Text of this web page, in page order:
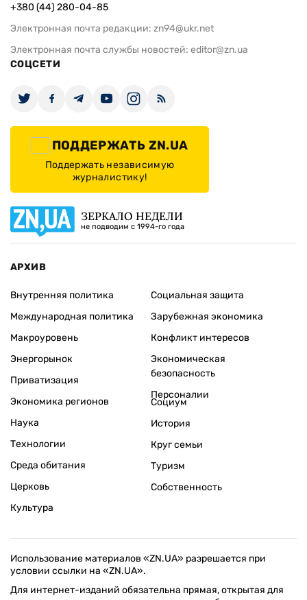
+380 (44) 280-04-85
Электронная почта редакции: zn94@ukr.net
Электронная почта службы новостей: editor@zn.ua
СОЦСЕТИ
ПОДДЕРЖАТЬ ZN.UA
Поддержать независимую
журналистику!
ЗЕРКАЛО НЕДЕЛИ
не подводим с 1994-го года
АРХИВ
Внутренняя политика
Международная политика
Макроуровень
Энергорынок
Приватизация
Экономика регионов
Социальная защита
Зарубежная экономика
Конфликт интересов
Экономическая
безопасность
Персоналии
Наука
Технологии
Среда обитания
Церковь
Культура
Социум
История
Круг семьи
Туризм
Собственность
Использование материалов «ZN.UA» разрешается при
условии ссылки на «ZN.UA».
Для интернет-изданий обязательна прямая, открытая для